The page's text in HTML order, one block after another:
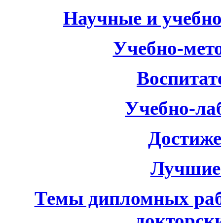
Научные и
Учебно-
Учебно-
Темы дипломных